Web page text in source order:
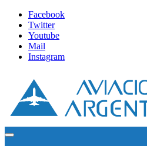
Facebook
Twitter
Youtube
Mail
Instagram